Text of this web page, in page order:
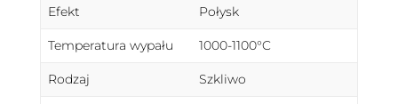
Efekt Połysk
Temperatura wypału 1000-1100°C
Rodzaj Szkliwo